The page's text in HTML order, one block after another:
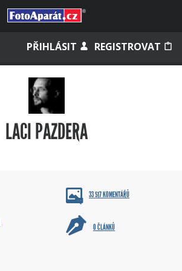
PŘIHLÁSIT REGISTROVAT
Zapamatovat
LACI PAZDERA
33 517 KOMENTÁŘŮ
0 ČLÁNKŮ